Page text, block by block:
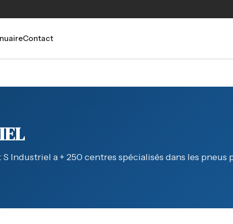
Contact
Industriel a + 250 centres spécialisés dans les pneus